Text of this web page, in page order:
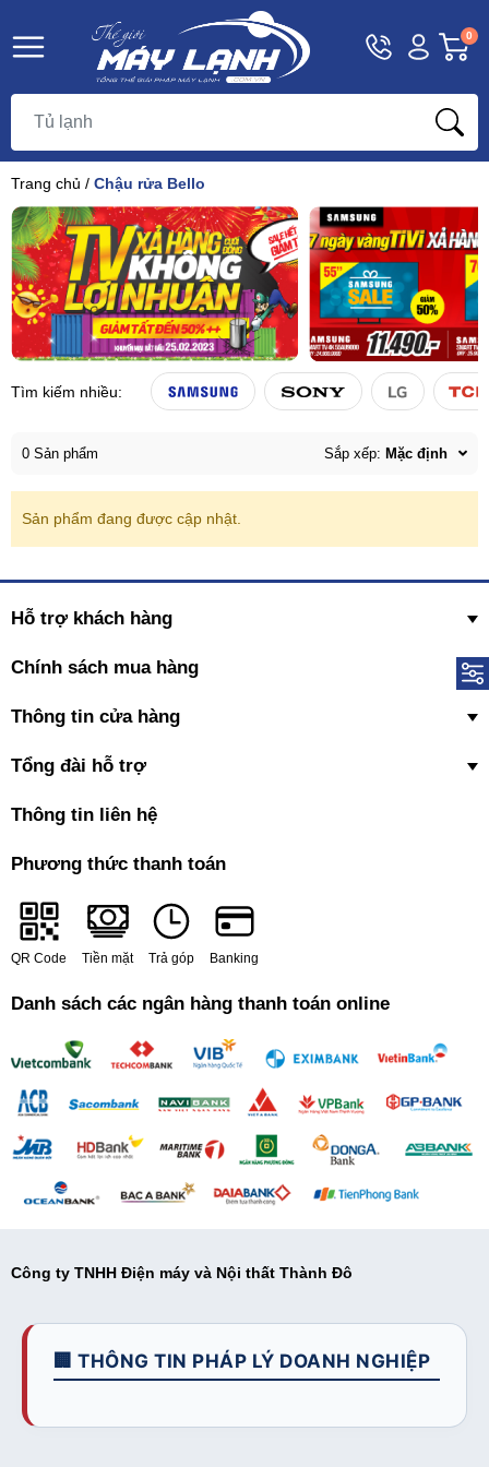
Hotline
1800
Tài
khoản
Khách
0
Trang chủ / Chậu rửa Bello
Tìm kiếm nhiều:
0 Sản phẩm Sắp xếp: Mặc định
Sản phẩm đang được cập nhật.
Hỗ trợ khách hàng
Chính sách mua hàng
Thông tin cửa hàng
Tổng đài hỗ trợ
Thông tin liên hệ
Phương thức thanh toán
QR Code Tiền mặt Trả góp Banking
Danh sách các ngân hàng thanh toán online
Công ty TNHH Điện máy và Nội thất Thành Đô
🏢 THÔNG TIN PHÁP LÝ DOANH NGHIỆP